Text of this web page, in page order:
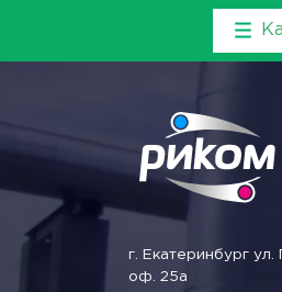
г. Екатеринбург ул.
оф. 25а